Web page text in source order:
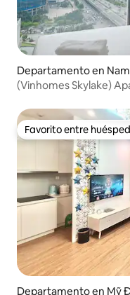
Departamento en
(Vinhomes Skylake)
Favorito entre
Favorito entre
Departamento en Mỹ